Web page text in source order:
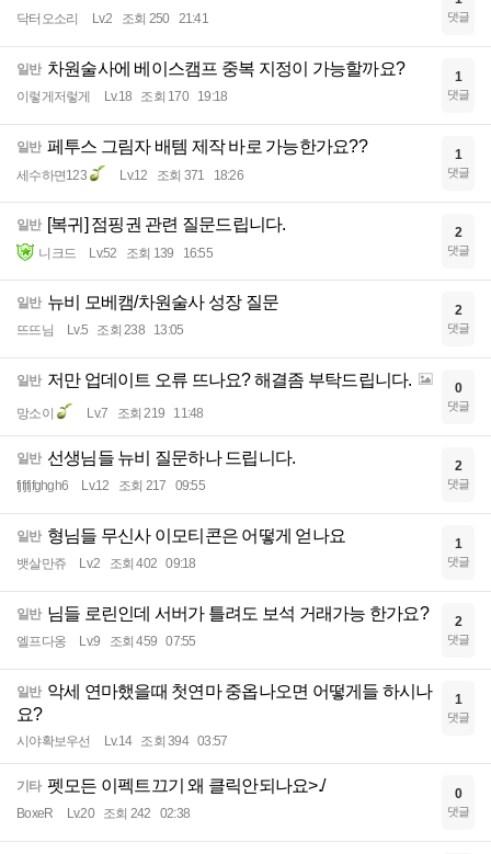
닥터오소리 Lv.2 조회 250 21:41 댓글
일반 차원술사에 베이스캠프 중복 지정이 가능할까요?
이렇게저렇게 Lv.18 조회 170 19:18
1
댓글
일반 페투스 그림자 배템 제작 바로 가능한가요??
세수하면123 Lv.12 조회 371 18:26
1
댓글
일반 [복귀] 점핑권 관련 질문드립니다.
니크드 Lv.52 조회 139 16:55
2
댓글
일반 뉴비 모베캠/차원술사 성장 질문
뜨뜨님 Lv.5 조회 238 13:05
2
댓글
일반 저만 업데이트 오류 뜨나요? 해결좀 부탁드립니다.
망소이 Lv.7 조회 219 11:48
0
댓글
일반 선생님들 뉴비 질문하나 드립니다.
fjfjfjfghgh6 Lv.12 조회 217 09:55
2
댓글
일반 형님들 무신사 이모티콘은 어떻게 얻나요
뱃살만쥬 Lv.2 조회 402 09:18
1
댓글
일반 님들 로린인데 서버가 틀려도 보석 거래가능 한가요?
엘프다옹 Lv.9 조회 459 07:55
2
댓글
일반 악세 연마했을때 첫연마 중옵나오면 어떻게들 하시나
요?
시야확보우선 Lv.14 조회 394 03:57
1
댓글
기타 펫모든 이펙트끄기 왜 클릭안되나요>./
BoxeR Lv.20 조회 242 02:38
0
댓글